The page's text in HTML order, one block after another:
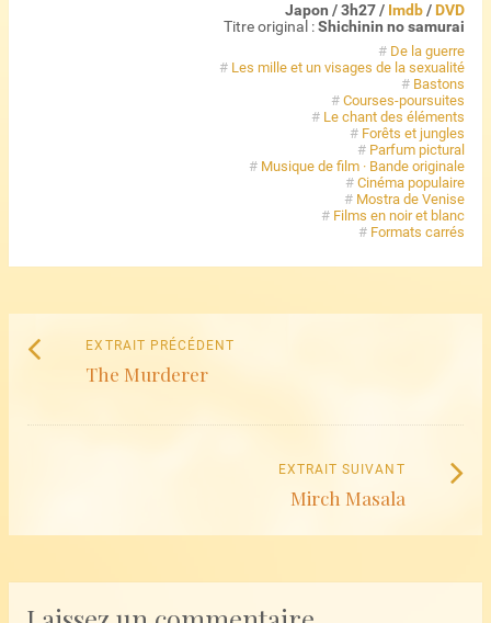
Japon / 3h27 / Imdb/ DVD
Titre original :Shichinin no samurai
# De la guerre
# Les mille et un visages de la sexualité
# Bastons
#Courses-poursuites
# Le chant des éléments
# Forêts et jungles
# Parfum pictural
# Musique de film · Bande originale
#Cinéma populaire
# Mostra de Venise
# Films en noir et blanc
# Formats carrés
Naviguez
parmi
les
EXTRAIT PRÉCÉDENT
The Murderer
EXTRAIT SUIVANT
Mirch Masala
Extrait